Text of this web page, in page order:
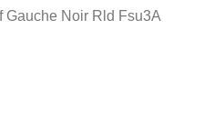
Gauche Noir Rld Fsu3A